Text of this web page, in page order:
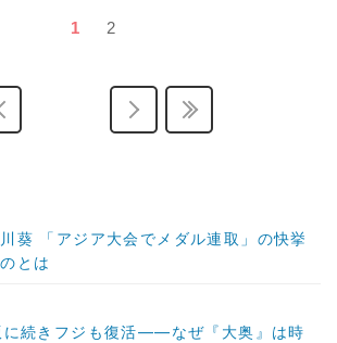
1 2
葵 「アジア大会でメダル連取」の快挙
とは
に続きフジも復活――なぜ『大奥』は時